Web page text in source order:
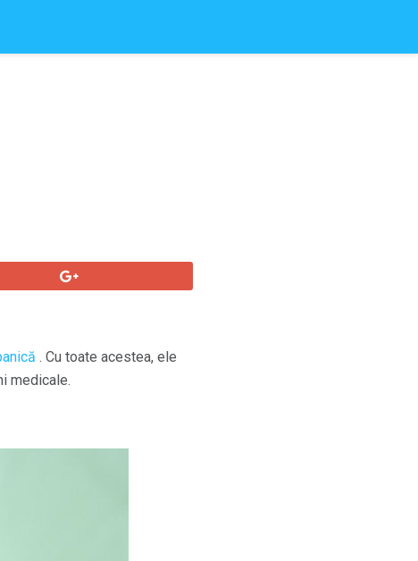
. Cu toate acestea, ele
medicale.